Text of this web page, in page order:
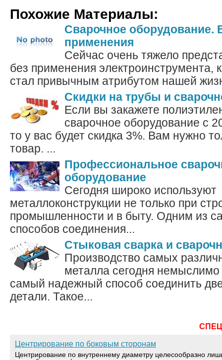
Похожие Материалы:
Сварочное оборудование.
применения
Сейчас очень тяжело
без применения электроинструмента,
стал привычным атрибутом нашей
Скидки на трубы и
Если вы закажете
сварочное оборудование с
то у вас будет скидка 3%. Вам нужно
товар. ...
Профессиональное
оборудование
Сегодня широко используют
металлоконструкции не только при
промышленности и в быту. Одним из
способов соединения...
Стыковая сварка и
Производство самых
металла сегодня немыслимо
самый надежный способ соединить
детали. Такое...
Центрирование по боковым сторонам
Центрирование по внутреннему диаметру целесообразно